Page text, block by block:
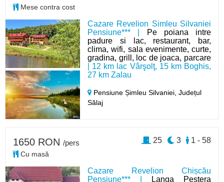
Cazare Revelion Simleu Silvaniei
Pensiune*** |
Pe poiana intre
padure si lac, restaurant, bar,
clima, wifi, sala evenimente, curte,
gradina, grill, loc de joaca, parcare
| 12 km lac Vârşolţ, 15 km Boghis,
27 km Zalau
Pensiune Șimleu Silvaniei,Județul
Sălaj
Mese contra cost
Cazare Revelion Chișcău
Pensiune*** |
Langa Pestera
1650 RON /pers
Cu masă
1 - 58
3
25